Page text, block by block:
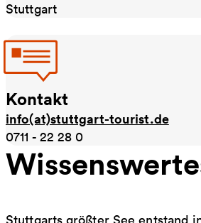
Stuttgart
Kontakt
info(at)stuttgart-tourist.de
0711 - 22 28 0